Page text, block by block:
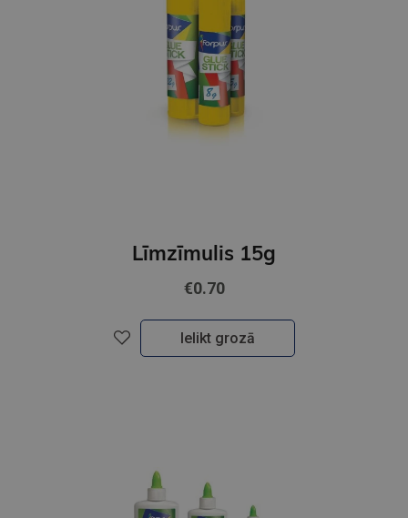
Līmzīmulis 15g
€0.70
Ielikt grozā